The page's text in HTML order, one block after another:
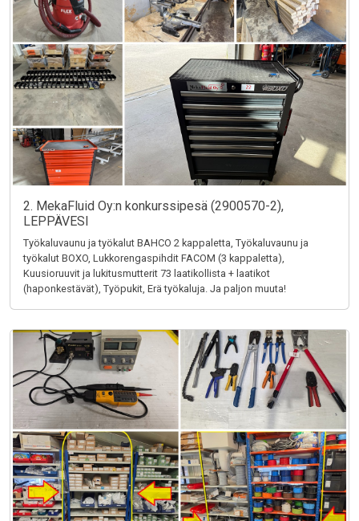
2. MekaFluid Oy:n konkurssipesä (2900570-2),
LEPPÄVESI
Työkaluvaunu ja työkalut BAHCO 2 kappaletta, Työkaluvaunu ja
työkalut BOXO, Lukkorengaspihdit FACOM (3 kappaletta),
Kuusioruuvit ja lukitusmutterit 73 laatikollista + laatikot
(haponkestävät), Työpukit, Erä työkaluja. Ja paljon muuta!